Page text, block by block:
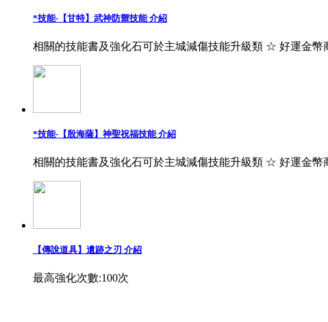
*技能-【甘特】武神防禦技能 介紹
相關的技能書及強化石可於主城減傷技能升級類 ☆ 好運金幣
*技能-【殷海薩】神聖祝福技能 介紹
相關的技能書及強化石可於主城減傷技能升級類 ☆ 好運金幣
【傳說道具】遺跡之刃 介紹
最高強化次數:100次